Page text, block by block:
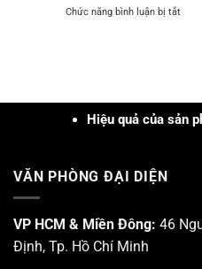
mụn
học
nghệ
PRP
học
Chức năng bình luận bị tắtở
thức
và
cứu
Hiệu quả của sản phẩm
VĂN PHÒNG ĐẠI DIỆN
VP HCM & Miền Đông: 46
Định, Tp. Hồ Chí Minh